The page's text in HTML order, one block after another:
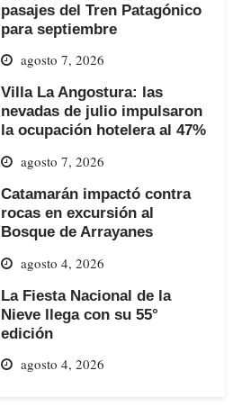
pasajes del Tren Patagónico
para septiembre
agosto 7, 2026
Villa La Angostura: las
nevadas de julio impulsaron
la ocupación hotelera al 47%
agosto 7, 2026
Catamarán impactó contra
rocas en excursión al
Bosque de Arrayanes
agosto 4, 2026
La Fiesta Nacional de la
Nieve llega con su 55°
edición
agosto 4, 2026